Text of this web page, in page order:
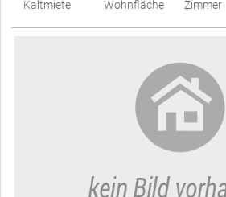
Kaltmiete
Wohnfläche
Zimmer